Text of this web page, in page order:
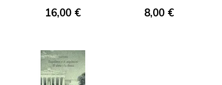
16,00 € 8,00 €